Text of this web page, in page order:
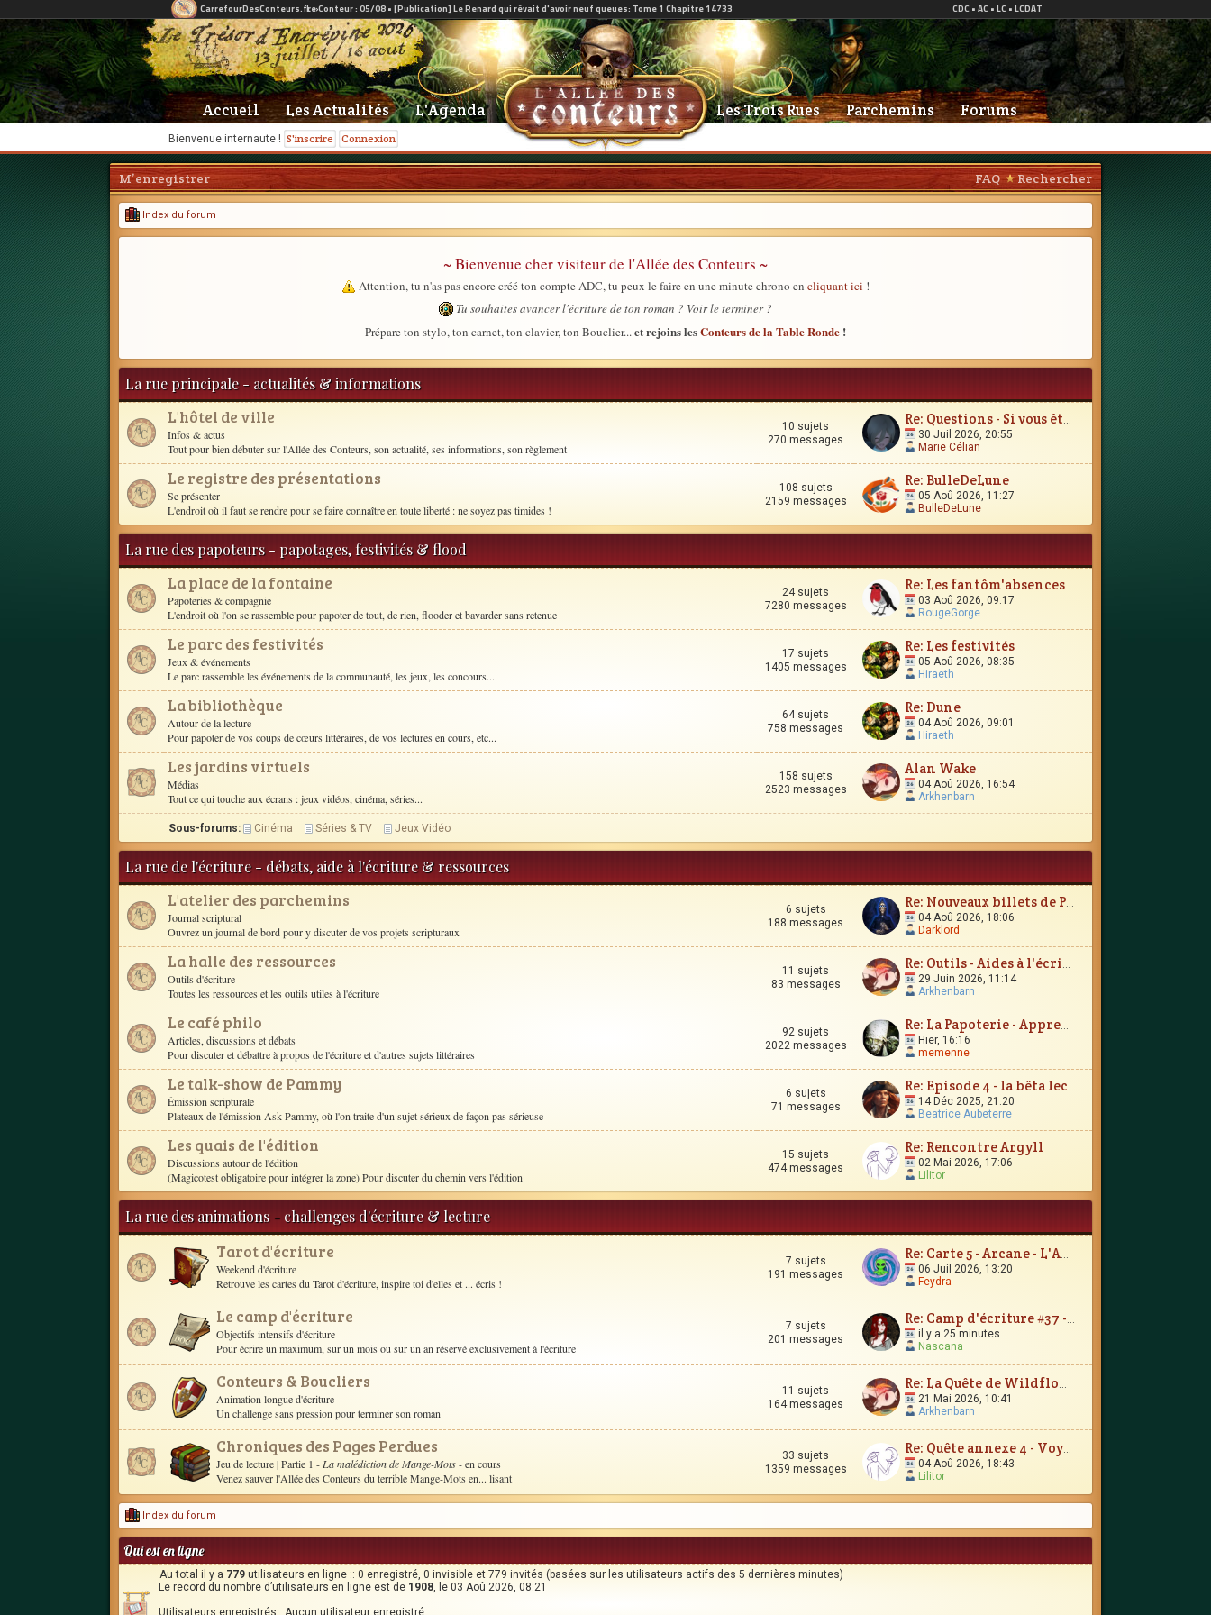
Bienvenue internaute ! S'inscrire Connexion
Accueil Les Actualités L'Agenda Les Trois Rues Parchemins Forums
FAQ Rechercher
M’enregistrer
Index du forum
~ Bienvenue cher visiteur de l'Allée des Conteurs ~
Attention, tu n'as pas encore créé ton compte ADC, tu peux le faire en une minute chrono en cliquant ici !
Tu souhaites avancer l'écriture de ton roman ? Voir le terminer ?
Prépare ton stylo, ton carnet, ton clavier, ton Bouclier...et rejoins lesConteurs de la Table Ronde !
La rue principale - actualités & informations
L'hôtel de ville
Infos & actus
Tout pour bien débuter sur l'Allée des Conteurs, son actualité, ses informations, son règlement
10 sujets
270 messages
Re: Questions - Si vous êtes perdus, ou si vous vous interro
30 Juil 2026, 20:55
Marie Célian
Le registre des présentations
Se présenter
L'endroit où il faut se rendre pour se faire connaître en toute liberté : ne soyez pas timides !
108 sujets
2159 messages
Re: BulleDeLune
05 Aoû 2026, 11:27
BulleDeLune
La rue des papoteurs - papotages, festivités & flood
La place de la fontaine
Papoteries & compagnie
L'endroit où l'on se rassemble pour papoter de tout, de rien, flooder et bavarder sans retenue
24 sujets
7280 messages
Re: Les fantôm'absences
03 Aoû 2026, 09:17
RougeGorge
Le parc des festivités
Jeux & événements
Le parc rassemble les événements de la communauté, les jeux, les concours...
17 sujets
1405 messages
Re: Les festivités
05 Aoû 2026, 08:35
Hiraeth
La bibliothèque
Autour de la lecture
Pour papoter de vos coups de cœurs littéraires, de vos lectures en cours, etc...
64 sujets
758 messages
Re: Dune
04 Aoû 2026, 09:01
Hiraeth
Les jardins virtuels
Médias
Tout ce qui touche aux écrans : jeux vidéos, cinéma, séries...
158 sujets
2523 messages
Alan Wake
04 Aoû 2026, 16:54
Arkhenbarn
Sous-forums: Cinéma Séries & TV Jeux Vidéo
La rue de l'écriture - débats, aide à l'écriture & ressources
L'atelier des parchemins
Journal scriptural
Ouvrez un journal de bord pour y discuter de vos projets scripturaux
6 sujets
188 messages
Re: Nouveaux billets de Parchemin
04 Aoû 2026, 18:06
Darklord
La halle des ressources
Outils d'écriture
Toutes les ressources et les outils utiles à l'écriture
11 sujets
83 messages
Re: Outils - Aides à l'écriture
29 Juin 2026, 11:14
Arkhenbarn
Le café philo
Articles, discussions et débats
Pour discuter et débattre à propos de l'écriture et d'autres sujets littéraires
92 sujets
2022 messages
Re: La Papoterie - Apprendre en publiant en ligne ?
Hier, 16:16
memenne
Le talk-show de Pammy
Émission scripturale
Plateaux de l'émission Ask Pammy, où l'on traite d'un sujet sérieux de façon pas sérieuse
6 sujets
71 messages
Re: Episode 4 - la bêta lecture
14 Déc 2025, 21:20
Beatrice Aubeterre
Les quais de l'édition
Discussions autour de l'édition
(Magicotest obligatoire pour intégrer la zone) Pour discuter du chemin vers l'édition
15 sujets
474 messages
Re: Rencontre Argyll
02 Mai 2026, 17:06
Lilitor
La rue des animations - challenges d'écriture & lecture
Tarot d'écriture
Weekend d'écriture
Retrouve les cartes du Tarot d'écriture, inspire toi d'elles et ... écris !
7 sujets
191 messages
Re: Carte 5 - Arcane - L'Amour Immortel
06 Juil 2026, 13:20
Feydra
Le camp d'écriture
Objectifs intensifs d'écriture
Pour écrire un maximum, sur un mois ou sur un an réservé exclusivement à l'écriture
7 sujets
201 messages
Re: Camp d'écriture #37 - Le Trésor d'Encrépine
il y a 25 minutes
Nascana
Conteurs & Boucliers
Animation longue d'écriture
Un challenge sans pression pour terminer son roman
11 sujets
164 messages
Re: La Quête de Wildflower et JunimarionH
21 Mai 2026, 10:41
Arkhenbarn
Chroniques des Pages Perdues
Jeu de lecture| Partie 1 - La malédiction de Mange-Mots- en cours
Venez sauver l'Allée des Conteurs du terrible Mange-Mots en... lisant
33 sujets
1359 messages
Re: Quête annexe 4 - Voyages et contrées lointaines
04 Aoû 2026, 18:43
Lilitor
Index du forum
Qui est en ligne
Au total il y a 779 utilisateurs en ligne :: 0 enregistré, 0 invisible et 779 invités (basées sur les utilisateurs actifs des 5 dernières minutes)
Le record du nombre d’utilisateurs en ligne est de 1908, le 03 Aoû 2026, 08:21
Utilisateurs enregistrés : Aucun utilisateur enregistré